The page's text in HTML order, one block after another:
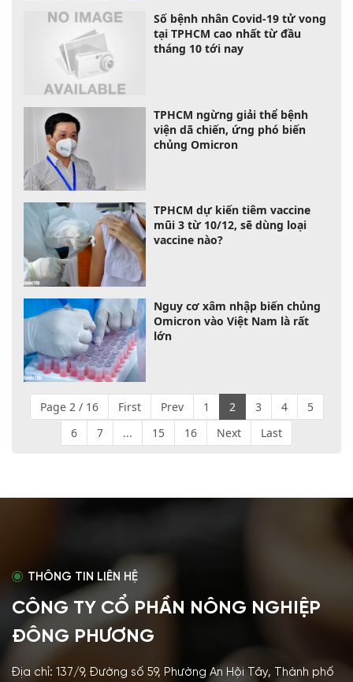
Số bệnh nhân Covid-19 tử vong
tại TPHCM cao nhất từ đầu
tháng 10 tới nay
TPHCM ngừng giải thể bệnh
viện dã chiến, ứng phó biến
chủng Omicron
TPHCM dự kiến tiêm vaccine
mũi 3 từ 10/12, sẽ dùng loại
vaccine nào?
Nguy cơ xâm nhập biến chủng
Omicron vào Việt Nam là rất
lớn
Page 2 / 16 First Prev 1 2 3 4
5
6
7 ... 15 16 Next Last
THÔNG TIN LIÊN HỆ
CÔNG TY CỔ PHẦN NÔNG NGHIỆP
ĐÔNG PHƯƠNG
Địa chỉ: 137/9, Đường số 59, Phường An Hội Tây, Thành phố